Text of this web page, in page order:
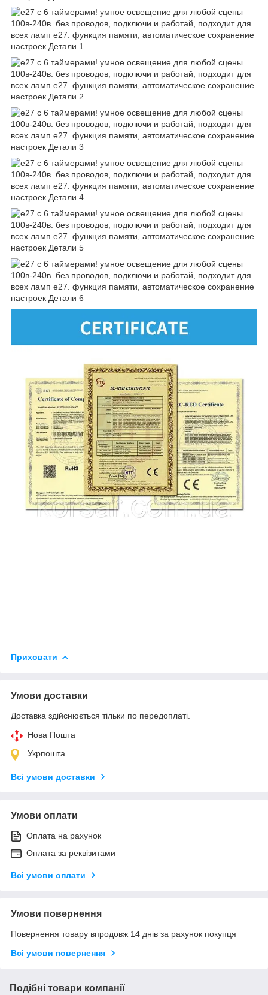
Приховати
Умови доставки
Доставка здійснюється тільки по передоплаті.
Нова Пошта
Укрпошта
Всі умови доставки
Умови оплати
Оплата на рахунок
Оплата за реквізитами
Всі умови оплати
Умови повернення
Повернення товару впродовж 14 днів за рахунок покупця
Всі умови повернення
Подібні товари компанії